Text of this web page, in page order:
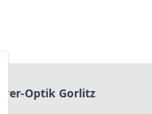
Optik Gorlitz